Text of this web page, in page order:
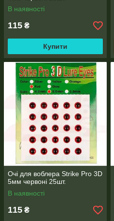
В наявності
115 ₴
Купити
Очі для воблера Strike Pro 3D
5мм червоні 25шт.
В наявності
115 ₴